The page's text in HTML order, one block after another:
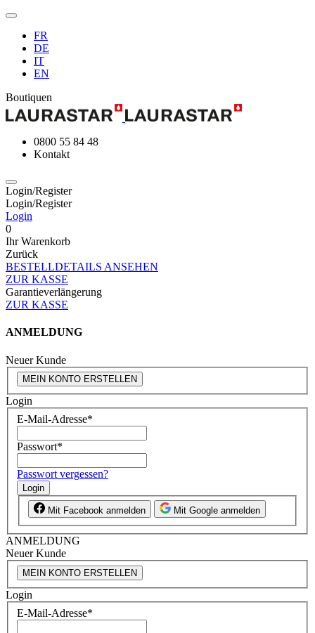
FR
DE
IT
EN
Boutiquen
0800 55 84 48
Kontakt
Login/Register
Login/Register
Login
0
Ihr Warenkorb
Zurück
BESTELLDETAILS ANSEHEN
ZUR KASSE
Garantieverlängerung
ZUR KASSE
ANMELDUNG
Neuer Kunde
MEIN KONTO ERSTELLEN
Login
E-Mail-Adresse*
Passwort*
Passwort vergessen?
Login
Mit Facebook anmelden Mit Google anmelden
ANMELDUNG
Neuer Kunde
MEIN KONTO ERSTELLEN
Login
E-Mail-Adresse*